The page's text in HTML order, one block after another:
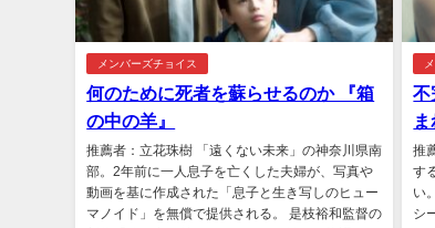
メンバーズチョイス
何のために死者を蘇らせるのか 『箱
の中の羊』
推薦者：立花珠樹 「遠くない未来」の神奈川県南
部。2年前に一人息子を亡くした夫婦が、写真や
動画を基に作成された「息子と生き写しのヒュー
マノイド」を無償で提供される。 是枝裕和監督の
不
推
す
い
シ